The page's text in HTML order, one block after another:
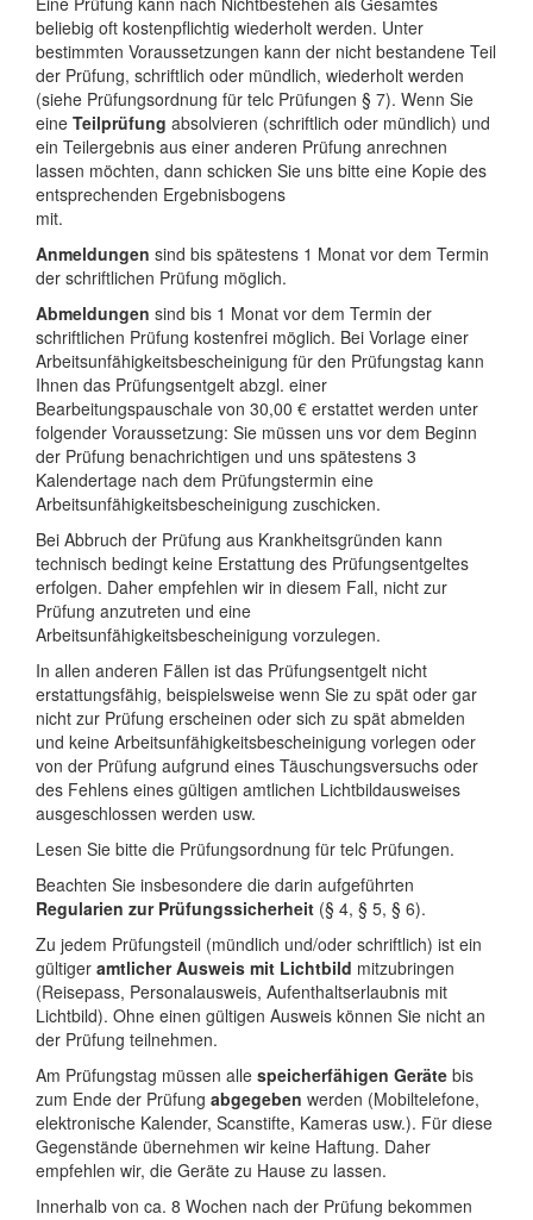
beliebig oft kostenpflichtig wiederholt werden. Unter
bestimmten Voraussetzungen kann der nicht bestandene Teil
der Prüfung, schriftlich oder mündlich, wiederholt werden
(siehe Prüfungsordnung für telc Prüfungen § 7). Wenn Sie
eine Teilprüfung absolvieren (schriftlich oder mündlich) und
ein Teilergebnis aus einer anderen Prüfung anrechnen
lassen möchten, dann schicken Sie uns bitte eine Kopie des
entsprechenden Ergebnisbogens
mit.
Anmeldungen sind bis spätestens 1 Monat vor dem Termin
der schriftlichen Prüfung möglich.
Abmeldungen sind bis 1 Monat vor dem Termin der
schriftlichen Prüfung kostenfrei möglich. Bei Vorlage einer
Arbeitsunfähigkeitsbescheinigung für den Prüfungstag kann
Ihnen das Prüfungsentgelt abzgl. einer
Bearbeitungspauschale von 30,00 € erstattet werden unter
folgender Voraussetzung: Sie müssen uns vor dem Beginn
der Prüfung benachrichtigen und uns spätestens 3
Kalendertage nach dem Prüfungstermin eine
Arbeitsunfähigkeitsbescheinigung zuschicken.
Bei Abbruch der Prüfung aus Krankheitsgründen kann
technisch bedingt keine Erstattung des Prüfungsentgeltes
erfolgen. Daher empfehlen wir in diesem Fall, nicht zur
Prüfung anzutreten und eine
Arbeitsunfähigkeitsbescheinigung vorzulegen.
In allen anderen Fällen ist das Prüfungsentgelt nicht
erstattungsfähig, beispielsweise wenn Sie zu spät oder gar
nicht zur Prüfung erscheinen oder sich zu spät abmelden
und keine Arbeitsunfähigkeitsbescheinigung vorlegen oder
von der Prüfung aufgrund eines Täuschungsversuchs oder
des Fehlens eines gültigen amtlichen Lichtbildausweises
ausgeschlossen werden usw.
Lesen Sie bitte die Prüfungsordnung für telc Prüfungen.
Beachten Sie insbesondere die darin aufgeführten
Regularien zur Prüfungssicherheit (§ 4, § 5, § 6).
Zu jedem Prüfungsteil (mündlich und/oder schriftlich) ist ein
gültiger amtlicher Ausweis mit Lichtbild mitzubringen
(Reisepass, Personalausweis, Aufenthaltserlaubnis mit
Lichtbild). Ohne einen gültigen Ausweis können Sie nicht an
der Prüfung teilnehmen.
Am Prüfungstag müssen alle speicherfähigen Geräte bis
zum Ende der Prüfung abgegeben werden (Mobiltelefone,
elektronische Kalender, Scanstifte, Kameras usw.). Für diese
Gegenstände übernehmen wir keine Haftung. Daher
empfehlen wir, die Geräte zu Hause zu lassen.
Innerhalb von ca. 8 Wochen nach der Prüfung bekommen